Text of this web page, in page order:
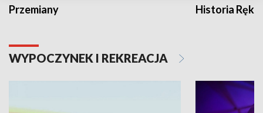
Przemiany Historia Ręką
WYPOCZYNEK I REKREACJA